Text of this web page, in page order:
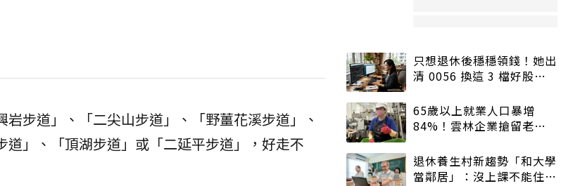
步道」、「二尖山步道」、「野薑花溪步道」、
道」、「頂湖步道」或「二延平步道」，好走不
只想退休後穩穩領錢！她出
清 0056 換這 3 檔好股：
65歲以上就業人口暴增
84%！雲林企業搶留老員
退休養生村新趨勢「和大學
當鄰居」：沒上課不能住、